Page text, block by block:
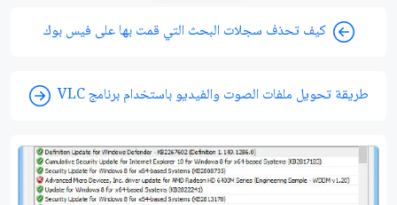
كيف تحذف سجلات البحث التي قمت بها على فيس بوك
طريقة تحويل ملفات الصوت والفيديو باستخدام برنامج VLC